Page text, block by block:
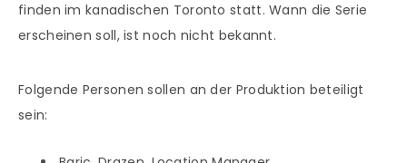
finden im kanadischen Toronto statt. Wann die Serie
erscheinen soll, ist noch nicht bekannt.
Folgende Personen sollen an der Produktion beteiligt
sein: